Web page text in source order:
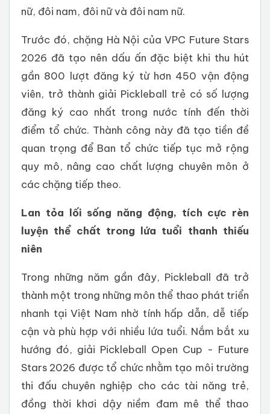
nữ, đôi nam, đôi nữ và đôi nam nữ.
Trước đó, chặng Hà Nội của VPC Future Stars
2026 đã tạo nên dấu ấn đặc biệt khi thu hút
gần 800 lượt đăng ký từ hơn 450 vận động
viên, trở thành giải Pickleball trẻ có số lượng
đăng ký cao nhất trong nước tính đến thời
điểm tổ chức. Thành công này đã tạo tiền đề
quan trọng để Ban tổ chức tiếp tục mở rộng
quy mô, nâng cao chất lượng chuyên môn ở
các chặng tiếp theo.
Lan tỏa lối sống năng động, tích cực rèn
luyện thể chất trong lứa tuổi thanh thiếu
niên
Trong những năm gần đây, Pickleball đã trở
thành một trong những môn thể thao phát triển
nhanh tại Việt Nam nhờ tính hấp dẫn, dễ tiếp
cận và phù hợp với nhiều lứa tuổi. Nắm bắt xu
hướng đó, giải Pickleball Open Cup - Future
Stars 2026 được tổ chức nhằm tạo môi trường
thi đấu chuyên nghiệp cho các tài năng trẻ,
đồng thời khơi dậy niềm đam mê thể thao